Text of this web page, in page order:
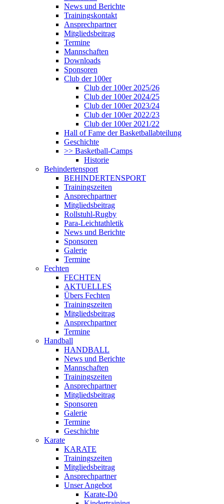
News und Berichte
Trainingskontakt
Ansprechpartner
Mitgliedsbeitrag
Termine
Mannschaften
Downloads
Sponsoren
Club der 100er
Club der 100er 2025/26
Club der 100er 2024/25
Club der 100er 2023/24
Club der 100er 2022/23
Club der 100er 2021/22
Hall of Fame der Basketballabteilung
Geschichte
>> Basketball-Camps
Historie
Behindertensport
BEHINDERTENSPORT
Trainingszeiten
Ansprechpartner
Mitgliedsbeitrag
Rollstuhl-Rugby
Para-Leichtathletik
News und Berichte
Sponsoren
Galerie
Termine
Fechten
FECHTEN
AKTUELLES
Übers Fechten
Trainingszeiten
Mitgliedsbeitrag
Ansprechpartner
Termine
Handball
HANDBALL
News und Berichte
Mannschaften
Trainingszeiten
Ansprechpartner
Mitgliedsbeitrag
Sponsoren
Galerie
Termine
Geschichte
Karate
KARATE
Trainingszeiten
Mitgliedsbeitrag
Ansprechpartner
Unser Angebot
Karate-Dō